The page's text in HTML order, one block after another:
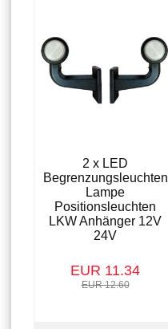
2 x LED
Begrenzungsleuchten
Lampe
Positionsleuchten
LKW Anhänger 12V
24V
EUR 11.34
EUR 12.60